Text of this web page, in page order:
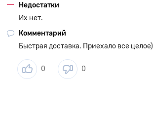
Недостатки
Их нет.
Комментарий
Быстрая доставка. Приехало все целое)
0 0